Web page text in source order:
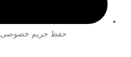
حفظ حریم خصوصی